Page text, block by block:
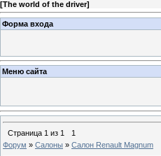
[The world of the driver]
Форма входа
Меню сайта
Страница 1 из 1
1
Форум » Салоны » Салон Renault Magnum